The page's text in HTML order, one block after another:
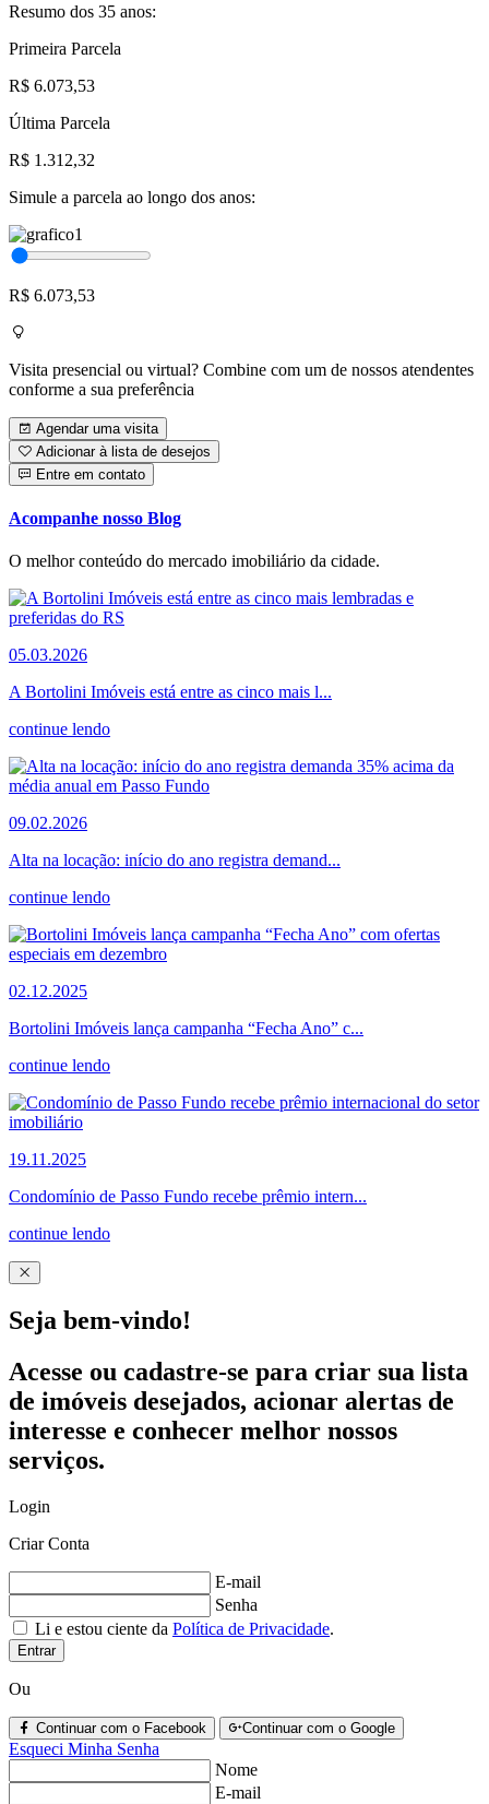
Resumo dos 35 anos:
Primeira Parcela
R$ 6.073,53
Última Parcela
R$ 1.312,32
Simule a parcela ao longo dos anos:
R$ 6.073,53
Visita presencial ou virtual? Combine com um de nossos atendentes
conforme a sua preferência
Agendar uma visita
Adicionar à lista de desejos
Entre em contato
Acompanhe nosso Blog
O melhor conteúdo do mercado imobiliário da cidade.
05.03.2026
A Bortolini Imóveis está entre as cinco mais l...
continue lendo
09.02.2026
Alta na locação: início do ano registra demand...
continue lendo
02.12.2025
Bortolini Imóveis lança campanha “Fecha Ano” c...
continue lendo
19.11.2025
Condomínio de Passo Fundo recebe prêmio intern...
continue lendo
Seja bem-vindo!
Acesse ou cadastre-se para criar sua lista
de imóveis desejados, acionar alertas de
interesse e conhecer melhor nossos
serviços.
Login
Criar Conta
E-mail
Senha
Li e estou ciente da Política de Privacidade.
Entrar
Ou
Continuar com o Facebook Continuar com o Google
Esqueci Minha Senha
Nome
E-mail